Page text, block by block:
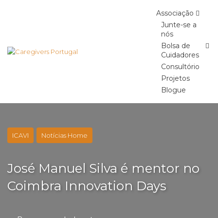
Associação
Junte-se a
nós
Bolsa de
Cuidadores
Consultório
Projetos
Blogue
ICAVI Notícias Home
José Manuel Silva é mentor no
Coimbra Innovation Days